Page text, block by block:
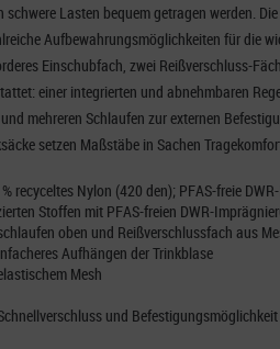
Lasten bequem getragen werden.
Aufbewahrungsmöglichkeiten für die
Einschubfach, zwei Reißverschluss-
einer integrierten und abnehmbaren
mehreren Schlaufen zur externen
setzen Maßstäbe in Sachen
recyceltes Nylon (420 den); PFAS-freie
Stoffen mit PFAS-freien DWR-
oben und Reißverschlussfach aus
Aufhängen der Trinkblase
Mesh
und